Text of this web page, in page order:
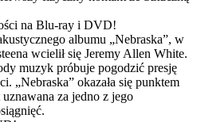
na Blu-ray i DVD!
albumu „Nebraska”, w
wcielił się Jeremy Allen White.
muzyk próbuje pogodzić presję
„Nebraska” okazała się punktem
za jedno z jego